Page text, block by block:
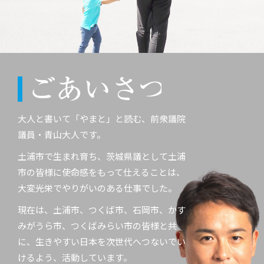
大人と書いて「やまと」と読む、前衆議院
議員・青山大人です。
土浦市で生まれ育ち、茨城県議として土浦
市の皆様に使命感をもって仕えることは、
大変光栄でやりがいのある仕事でした。
現在は、土浦市、つくば市、石岡市、かす
みがうら市、つくばみらい市の皆様と共
に、生きやすい日本を次世代へつないでい
けるよう、活動しています。